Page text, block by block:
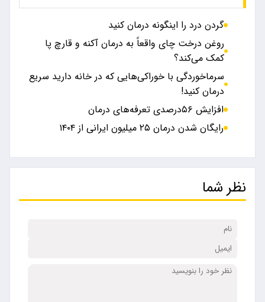
گردن درد را اینگونه درمان کنید
روغن درخت چای واقعاً به درمان آکنه و قارچ پا
کمک می‌کند؟
سرماخوردگی با خوراکی‌هایی که در خانه دارید سریع
درمان کنید!
افزایش ۵۶درصدی تعرفه‌های درمان
رایگان شدن درمان ۲۵ میلیون ایرانی از ۱۴۰۴
نظر شما